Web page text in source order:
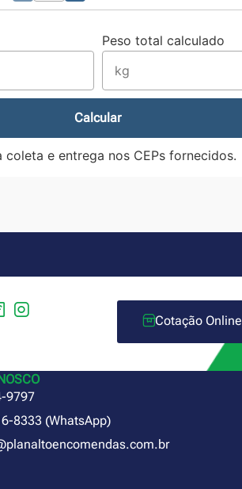
Peso total calculado
Calcular
e entrega nos CEPs fornecidos.
Cotação Online
9797
8333 (WhatsApp)